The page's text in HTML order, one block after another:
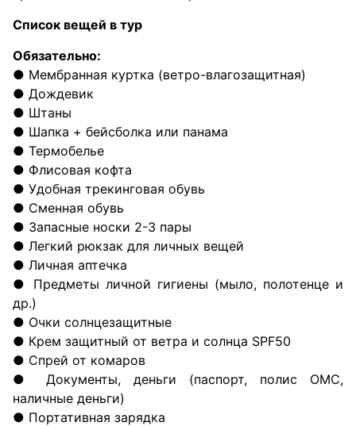
Список вещей в тур
Обязательно:
● Мембранная куртка (ветро-влагозащитная)
● Дождевик
● Штаны
● Шапка + бейсболка или панама
● Термобелье
● Флисовая кофта
● Удобная трекинговая обувь
● Сменная обувь
● Запасные носки 2-3 пары
● Легкий рюкзак для личных вещей
● Личная аптечка
● Предметы личной гигиены (мыло, полотенце и
др.)
● Очки солнцезащитные
● Крем защитный от ветра и солнца SPF50
● Спрей от комаров
● Документы, деньги (паспорт, полис ОМС,
наличные деньги)
● Портативная зарядка